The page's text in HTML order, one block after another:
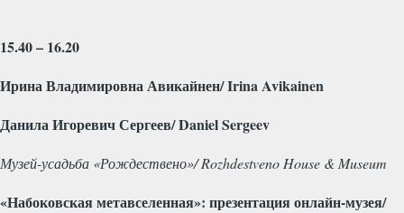
15.40 – 16.20
Ирина Владимировна Авикайнен/IrinaAvikainen
Данила Игоревич Сергеев/DanielSergeev
Музей-усадьба «Рождествено»/Rozhdestveno House & Museum
«Набоковская метавселенная»: презентация онлайн-музея/